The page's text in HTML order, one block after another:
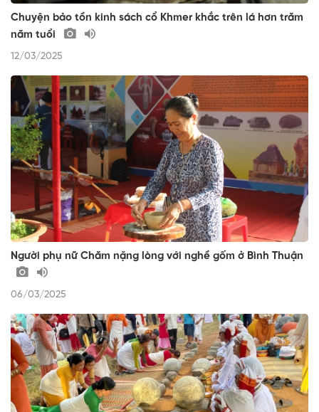
Chuyện bảo tồn kinh sách cổ Khmer khắc trên lá hơn trăm
năm tuổi
12/03/2025
Người phụ nữ Chăm nặng lòng với nghề gốm ở Bình Thuận
06/03/2025